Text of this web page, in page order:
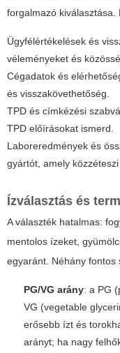
forgalmazó kiválasztása.
Ügyfélértékelések és
véleményeket és
Cégadatok és
és visszakövethetőség.
TPD és címkézési
TPD előírásokat ismerd.
Laboreredmények és
gyártót, amely
Ízválasztás és
A választék hatalmas:
mentolos ízeket,
egyaránt. Néhány fontos
PG/VG arány: a PG
VG (vegetable
erősebb ízt és
arányt; ha nagy